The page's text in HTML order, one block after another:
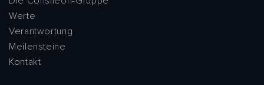
Werte
Verantwortung
Meilensteine
Kontakt